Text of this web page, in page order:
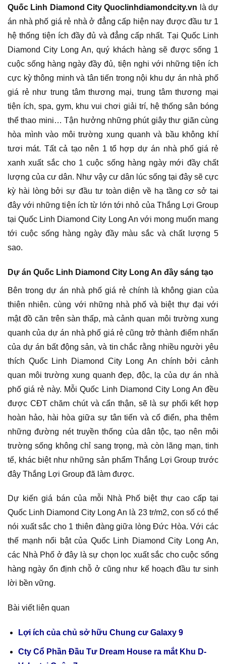
Quốc Linh Diamond City Quoclinhdiamondcity.vn là dự
án nhà phố giá rẻ nhà ở đẳng cấp hiện nay được đầu tư 1
hệ thống tiện ích đầy đủ và đẳng cấp nhất. Tại Quốc Linh
Diamond City Long An, quý khách hàng sẽ được sống 1
cuộc sống hàng ngày đầy đủ, tiện nghi với những tiện ích
cực kỳ thông minh và tân tiến trong nội khu dự án nhà phố
giá rẻ như trung tâm thương mại, trung tâm thương mại
tiện ích, spa, gym, khu vui chơi giải trí, hệ thống sân bóng
thể thao mini… Tận hưởng những phút giây thư giãn cùng
hòa mình vào môi trường xung quanh và bầu không khí
tươi mát. Tất cả tạo nên 1 tổ hợp dự án nhà phố giá rẻ
xanh xuất sắc cho 1 cuộc sống hàng ngày mới đầy chất
lượng của cư dân. Như vậy cư dân lúc sống tại đây sẽ cực
kỳ hài lòng bởi sự đầu tư toàn diện về hạ tầng cơ sở tại
đây với những tiện ích từ lớn tới nhỏ của Thắng Lợi Group
tại Quốc Linh Diamond City Long An với mong muốn mang
tới cuộc sống hàng ngày đầy màu sắc và chất lượng 5
sao.
Dự án Quốc Linh Diamond City Long An đầy sáng tạo
Bên trong dự án nhà phố giá rẻ chính là không gian của
thiên nhiên. cùng với những nhà phố và biệt thự đại với
mật đồ căn trên sàn thấp, mà cảnh quan môi trường xung
quanh của dự án nhà phố giá rẻ cũng trở thành điểm nhấn
của dự án bất động sản, và tin chắc rằng nhiều người yêu
thích Quốc Linh Diamond City Long An chính bởi cảnh
quan môi trường xung quanh đẹp, độc, lạ của dự án nhà
phố giá rẻ này. Mỗi Quốc Linh Diamond City Long An đều
được CĐT chăm chút và cẩn thận, sẽ là sự phối kết hợp
hoàn hảo, hài hòa giữa sự tân tiến và cổ điển, pha thêm
những đường nét truyền thống của dân tộc, tạo nên môi
trường sống không chỉ sang trọng, mà còn lãng mạn, tinh
tế, khác biệt như những sản phẩm Thắng Lợi Group trước
đây Thắng Lợi Group đã làm được.
Dự kiến giá bán của mỗi Nhà Phố biệt thự cao cấp tại
Quốc Linh Diamond City Long An là 23 tr/m2, con số có thể
nói xuất sắc cho 1 thiên đàng giữa lòng Đức Hòa. Với các
thế mạnh nổi bật của Quốc Linh Diamond City Long An,
các Nhà Phố ở đây là sự chọn lọc xuất sắc cho cuộc sống
hàng ngày ổn định chỗ ở cũng như kế hoạch đầu tư sinh
lời bền vững.
Bài viết liên quan
Lợi ích của chủ sở hữu Chung cư Galaxy 9
Cty Cổ Phần Đầu Tư Dream House ra mắt Khu D-